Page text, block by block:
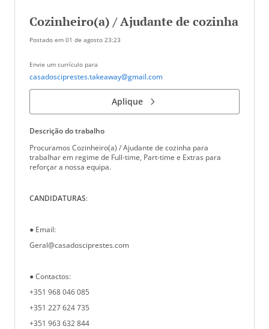
Cozinheiro(a) / Ajudante de cozinha
Postado em 01 de agosto 23:23
Envie um currículo para
casadosciprestes.takeaway@gmail.com
Aplique
Descrição do trabalho
Procuramos Cozinheiro(a) / Ajudante de cozinha para
trabalhar em regime de Full-time, Part-time e Extras para
reforçar a nossa equipa.
CANDIDATURAS:
● Email:
Geral@casadosciprestes.com
● Contactos:
+351 968 046 085
+351 227 624 735
+351 963 632 844